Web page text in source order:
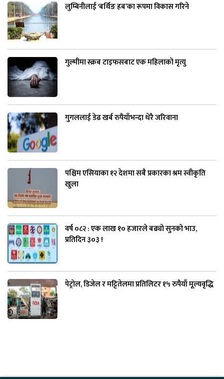
लुम्बिनीलाई ‘बर्थिङ हब’का रूपमा विकास गरिने
गुल्मीमा स्क्रब टाइफसबाट एक महिलाको मृत्यु
गुगललाई डेढ खर्ब रुपैयाँभन्दा धेरै जरिवाना
पश्चिम एसियाका १२ देशमा सबै प्रकारका श्रम स्वीकृति
खुला
वर्ष ०८२ : एक लाख १० हजारले बढ्यो सुनको भाउ,
प्रतिदिन ३०३ !
पेट्रोल, डिजेल र मट्टितेलमा प्रतिलिटर १५ रुपैयाँ मूल्यवृद्धि